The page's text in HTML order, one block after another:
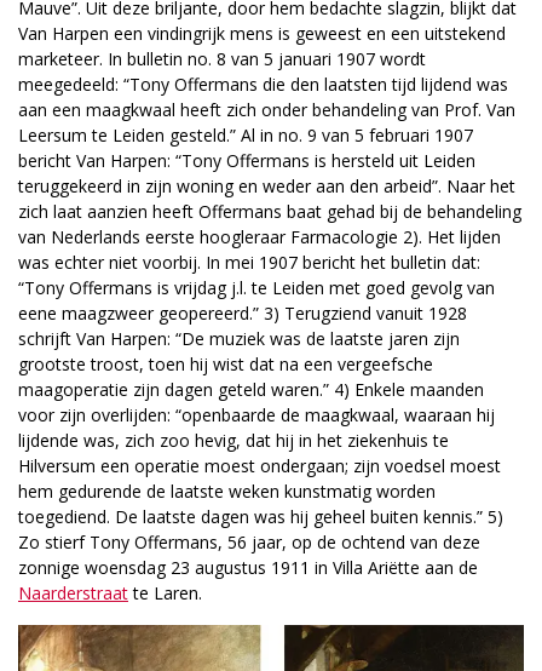
Mauve”. Uit deze briljante, door hem bedachte slagzin, blijkt dat
Van Harpen een vindingrijk mens is geweest en een uitstekend
marketeer. In bulletin no. 8 van 5 januari 1907 wordt
meegedeeld: “Tony Offermans die den laatsten tijd lijdend was
aan een maagkwaal heeft zich onder behandeling van Prof. Van
Leersum te Leiden gesteld.” Al in no. 9 van 5 februari 1907
bericht Van Harpen: “Tony Offermans is hersteld uit Leiden
teruggekeerd in zijn woning en weder aan den arbeid”. Naar het
zich laat aanzien heeft Offermans baat gehad bij de behandeling
van Nederlands eerste hoogleraar Farmacologie 2). Het lijden
was echter niet voorbij. In mei 1907 bericht het bulletin dat:
“Tony Offermans is vrijdag j.l. te Leiden met goed gevolg van
eene maagzweer geopereerd.” 3) Terugziend vanuit 1928
schrijft Van Harpen: “De muziek was de laatste jaren zijn
grootste troost, toen hij wist dat na een vergeefsche
maagoperatie zijn dagen geteld waren.” 4) Enkele maanden
voor zijn overlijden: “openbaarde de maagkwaal, waaraan hij
lijdende was, zich zoo hevig, dat hij in het ziekenhuis te
Hilversum een operatie moest ondergaan; zijn voedsel moest
hem gedurende de laatste weken kunstmatig worden
toegediend. De laatste dagen was hij geheel buiten kennis.” 5)
Zo stierf Tony Offermans, 56 jaar, op de ochtend van deze
zonnige woensdag 23 augustus 1911 in Villa Ariëtte aan de
Naarderstraatte Laren.